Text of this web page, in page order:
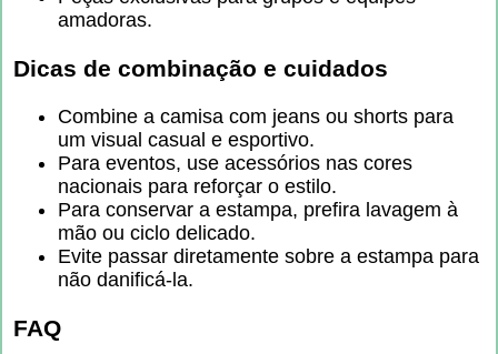
amadoras.
Dicas de combinação e cuidados
Combine a camisa com jeans ou shorts para
um visual casual e esportivo.
Para eventos, use acessórios nas cores
nacionais para reforçar o estilo.
Para conservar a estampa, prefira lavagem à
mão ou ciclo delicado.
Evite passar diretamente sobre a estampa para
não danificá-la.
FAQ